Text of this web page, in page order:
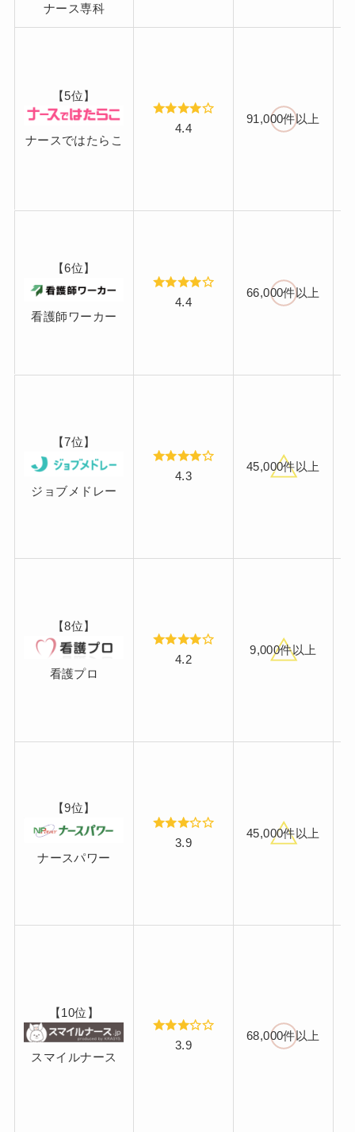
ナース専科
【5位】
ナースではたらこ
4.4
91,000件以上
【6位】
看護師ワーカー
4.4
66,000件以上
【7位】
ジョブメドレー
4.3
45,000件以上
【8位】
看護プロ
4.2
9,000件以上
【9位】
ナースパワー
3.9
45,000件以上
【10位】
スマイルナース
3.9
68,000件以上